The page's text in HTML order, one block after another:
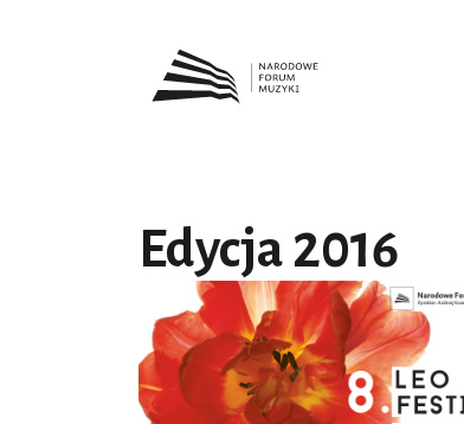
Edycja 2016